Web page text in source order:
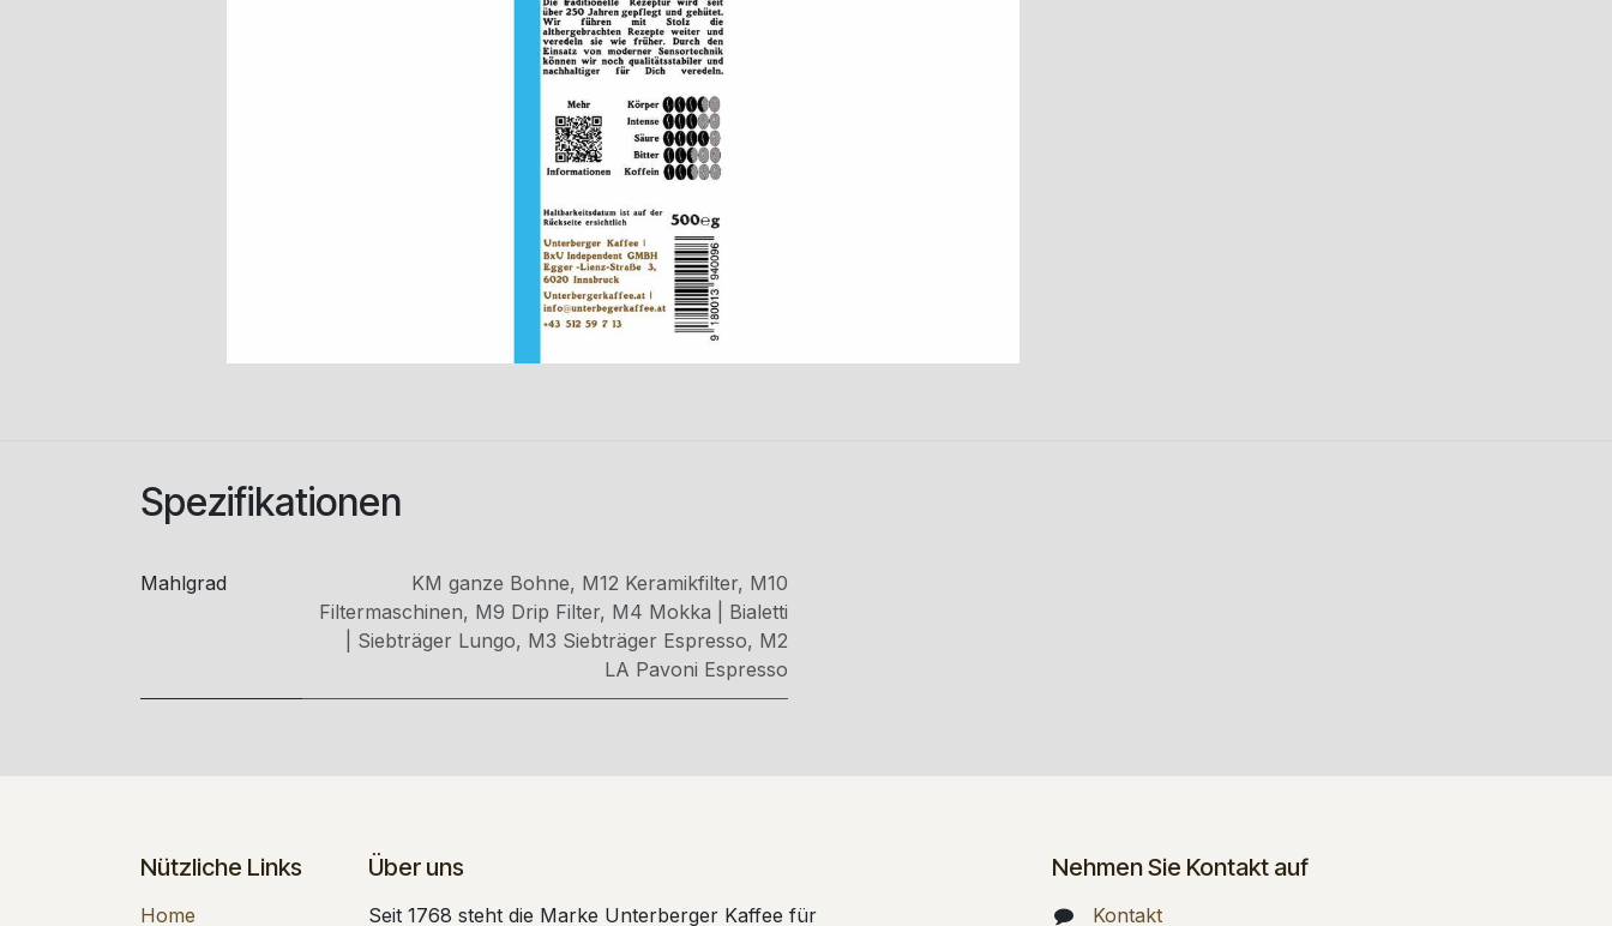
Spezifikationen
Mahlgrad KM ganze Bohne, M12 Keramikfilter, M10
Filtermaschinen, M9 Drip Filter, M4 Mokka | Bialetti
| Siebträger Lungo, M3 Siebträger Espresso, M2
LA Pavoni Espresso
Nützliche Links
Home
Über uns
Seit 1768 steht die Marke Unterberger Kaffee für
Nehmen Sie Kontakt auf
Kontakt